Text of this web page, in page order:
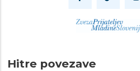
Hitre povezave